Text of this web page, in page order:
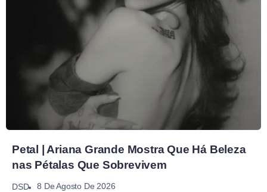
Petal | Ariana Grande Mostra Que Há Beleza
nas Pétalas Que Sobrevivem
DSD 8 De Agosto De 2026